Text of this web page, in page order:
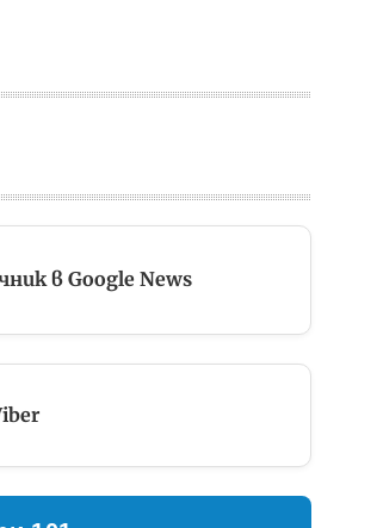
в Google News